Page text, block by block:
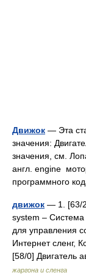
Движок — Эта
значения:
значения, см.
англ. engine
программного
движок — 1. [63/
system –
для управления
Интернет сленг,
[58/0]
жаргона и сленга